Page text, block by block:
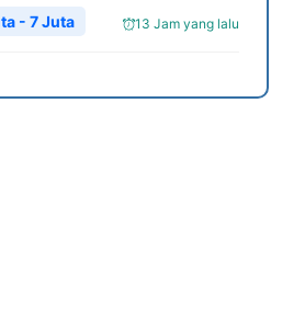
13 Jam yang lalu
- 7 Juta